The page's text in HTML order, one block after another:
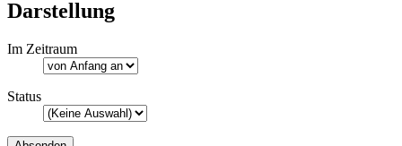
Darstellung
Im Zeitraum
Status